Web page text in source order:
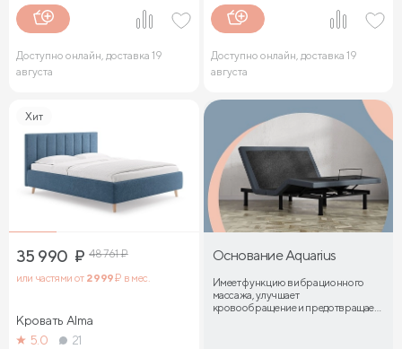
Доступно онлайн, доставка 19
августа
Доступно онлайн, доставка 19
августа
Хит
35 990 ₽ 48 761₽
или частями от 2 999₽ в мес.
Кровать Alma
5.0
21
Основание Aquarius
Имеет функцию вибрационного
массажа, улучшает
кровообращение и предотвращает